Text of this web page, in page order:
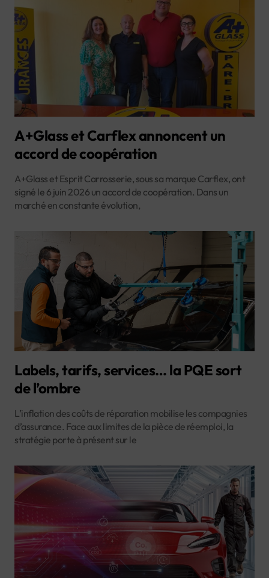
A+Glass et Carflex annoncent un
accord de coopération
A+Glass et Esprit Carrosserie, sous sa marque Carflex, ont
signé le 6 juin 2026 un accord de coopération. Dans un
marché en constante évolution,
Labels, tarifs, services… la PQE sort
de l’ombre
L’inflation des coûts de réparation mobilise les compagnies
d’assurance. Face aux limites de la pièce de réemploi, la
stratégie porte à présent sur le